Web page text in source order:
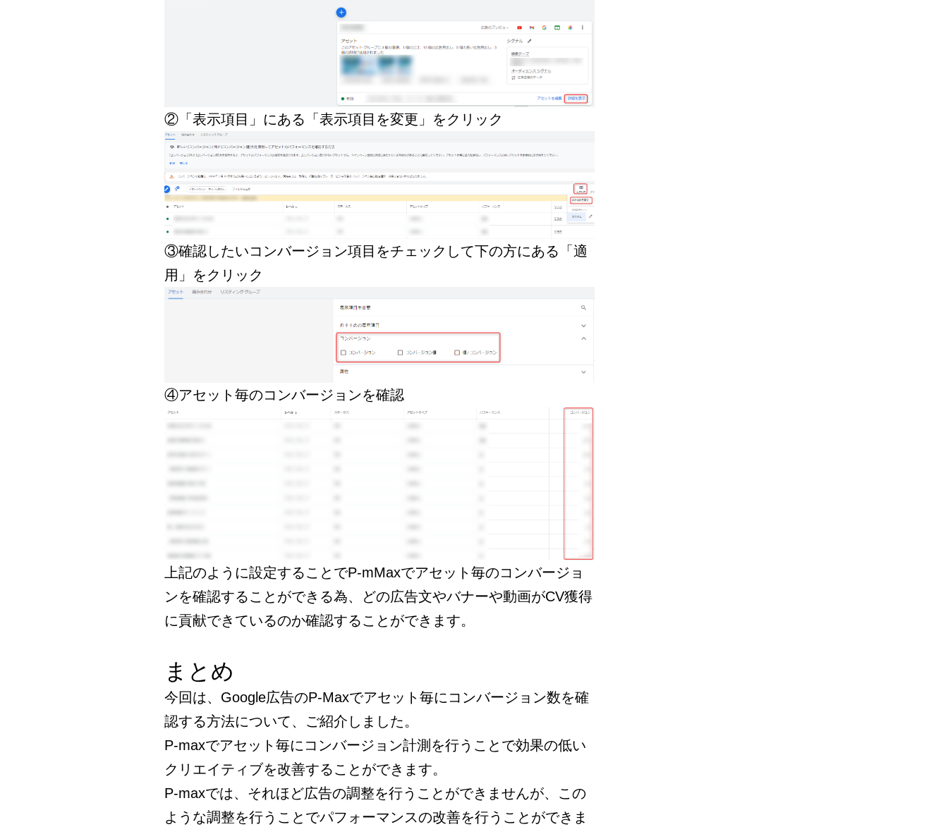
②「表示項目」にある「表示項目を変更」をクリック
③確認したいコンバージョン項目をチェックして下の方にある「適
用」をクリック
④アセット毎のコンバージョンを確認
上記のように設定することでP-mMaxでアセット毎のコンバージョ
ンを確認することができる為、どの広告文やバナーや動画がCV獲得
に貢献できているのか確認することができます。
まとめ
今回は、Google広告のP-Maxでアセット毎にコンバージョン数を確
認する方法について、ご紹介しました。
P-maxでアセット毎にコンバージョン計測を行うことで効果の低い
クリエイティブを改善することができます。
P-maxでは、それほど広告の調整を行うことができませんが、この
ような調整を行うことでパフォーマンスの改善を行うことができま